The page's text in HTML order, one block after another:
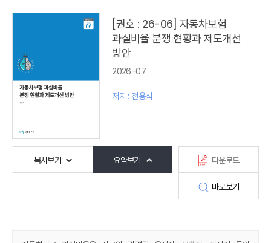
[권호 : 26-06] 자동차보험
과실비율 분쟁 현황과 제도개선
방안
2026-07
저자 : 전용식
목차보기 요약보기 다운로드
바로보기